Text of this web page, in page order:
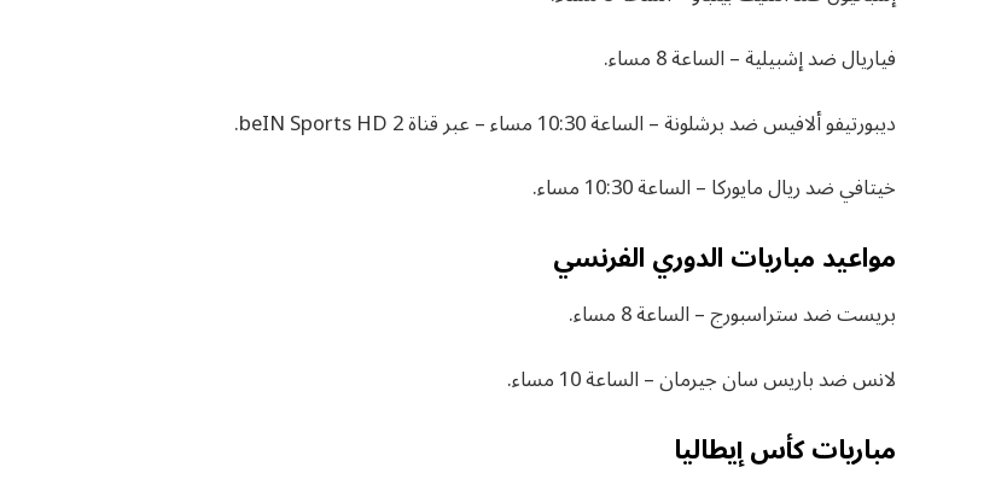
فياريال ضد إشبيلية – الساعة 8 مساء.
ديبورتيفو ألافيس ضد برشلونة – الساعة 10:30 مساء – عبر قناة beIN Sports HD 2.
خيتافي ضد ريال مايوركا – الساعة 10:30 مساء.
مواعيد مباريات الدوري الفرنسي
بريست ضد ستراسبورج – الساعة 8 مساء.
لانس ضد باريس سان جيرمان – الساعة 10 مساء.
مباريات كأس إيطاليا